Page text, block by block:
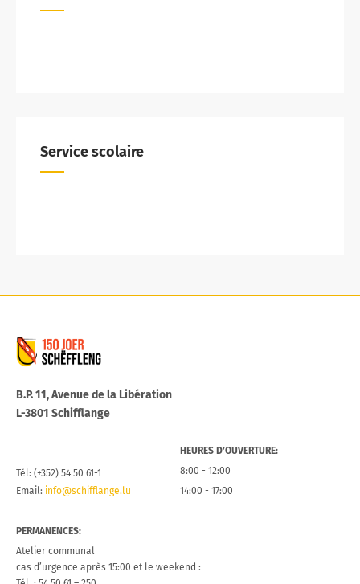
Service scolaire
B.P. 11, Avenue de la Libération
L-3801 Schifflange
Tél: (+352) 54 50 61-1
Email: info@schifflange.lu
HEURES D’OUVERTURE:
8:00 - 12:00
14:00 - 17:00
PERMANENCES:
Atelier communal
cas d’urgence après 15:00 et le weekend :